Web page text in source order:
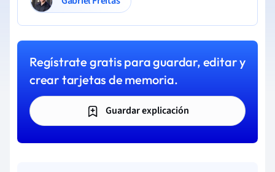
Regístrate gratis para guardar, editar y
crear tarjetas de memoria.
Guardar explicación